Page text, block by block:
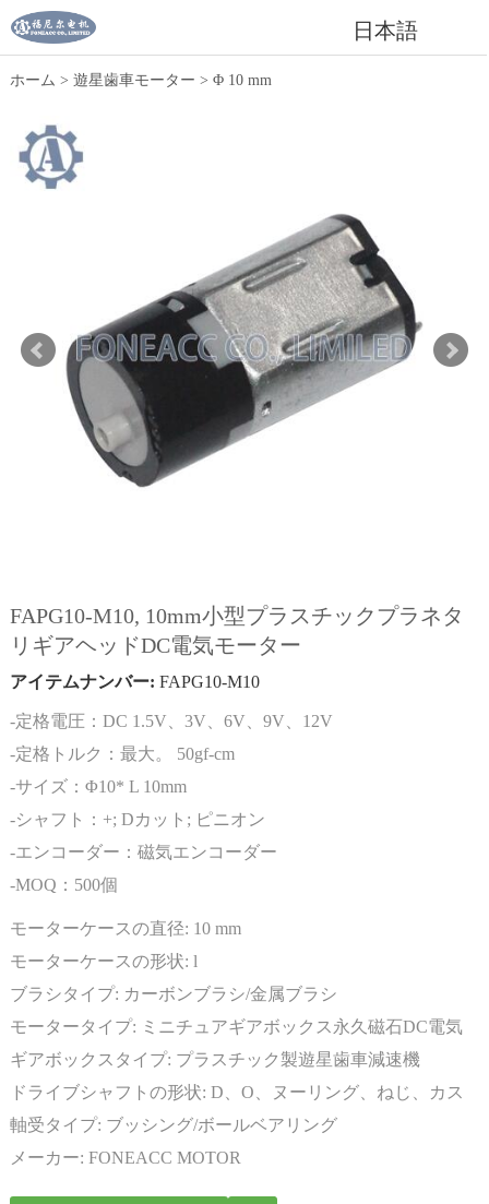
日本語
ホーム > 遊星歯車モーター > Φ 10 mm
FAPG10-M10, 10mm小型プラスチックプラネタ
リギアヘッドDC電気モーター
アイテムナンバー: FAPG10-M10
-定格電圧：DC 1.5V、3V、6V、9V、12V
-定格トルク：最大。 50gf-cm
-サイズ：Φ10* L 10mm
-シャフト：+; Dカット; ピニオン
-エンコーダー：磁気エンコーダー
-MOQ：500個
モーターケースの直径: 10 mm
モーターケースの形状: l
ブラシタイプ: カーボンブラシ/金属ブラシ
モータータイプ: ミニチュアギアボックス永久磁石DC電気
モーター
ギアボックスタイプ: プラスチック製遊星歯車減速機
ドライブシャフトの形状: D、O、ヌーリング、ねじ、カス
タマイズ
軸受タイプ: ブッシング/ボールベアリング
メーカー: FONEACC MOTOR